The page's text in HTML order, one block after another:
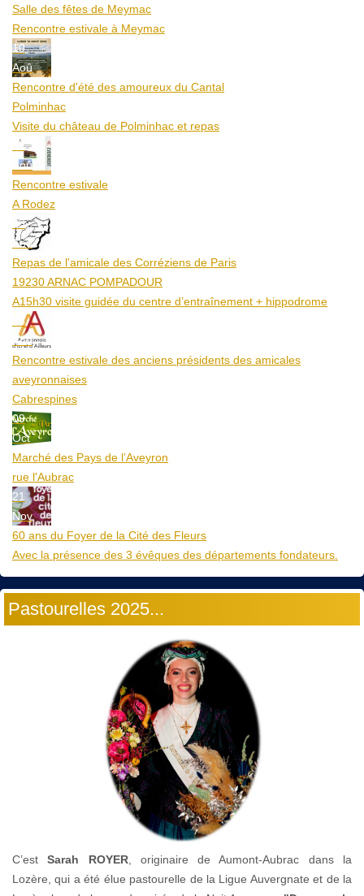
Salle des fêtes de Meymac
Rencontre estivale à Meymac
10
Aoû
Rencontre d'été des amoureux du Cantal
Polminhac
Visite du château de Polminhac et repas
12
Aoû
Rencontre estivale
A Rodez
23
Aoû
Repas de l'amicale des Corréziens de Paris
19230 ARNAC POMPADOUR
A15h30 visite guidée du centre d’entraînement + hippodrome
25
Aoû
Rencontre estivale des anciens présidents des amicales
aveyronnaises
Cabrespines
09
Oct
Marché des Pays de l’Aveyron
rue l'Aubrac
21
Nov
60 ans du Foyer de la Cité des Fleurs
Avec la présence des 3 évêques des départements fondateurs.
Pastourelles 2025...
C’estSarah ROYER, originaire de Aumont-Aubrac dans la
Lozère, qui a été élue pastourelle de la Ligue Auvergnate et de la